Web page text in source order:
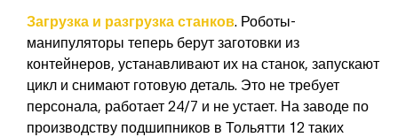
Загрузка и разгрузка станков . Роботы-
манипуляторы теперь берут заготовки из
контейнеров, устанавливают их на станок, запускают
цикл и снимают готовую деталь. Это не требует
персонала, работает 24/7 и не устает. На заводе по
производству подшипников в Тольятти 12 таких